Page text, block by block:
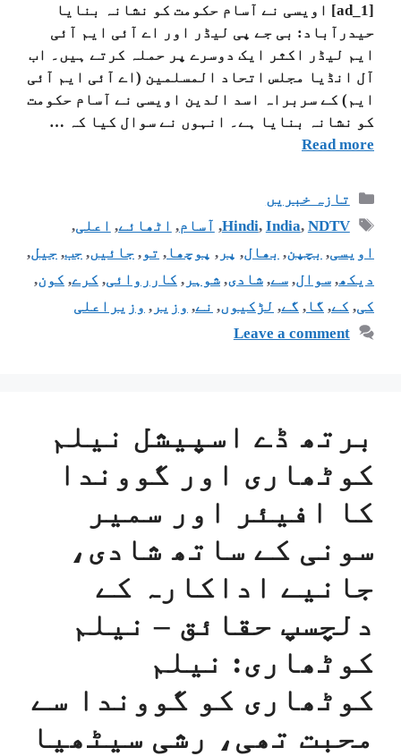
[ad_1] اویسی نے آسام حکومت کو نشانہ بنایا
حیدرآباد: بی جے پی لیڈر اور اے آئی ایم آئی
ایم لیڈر اکثر ایک دوسرے پر حملہ کرتے ہیں۔ اب
آل انڈیا مجلس اتحاد المسلمین (اے آئی ایم آئی
ایم) کے سربراہ اسد الدین اویسی نے آسام حکومت
کو نشانہ بنایا ہے۔ انہوں نے سوال کیا کہ …
Read more
تازہ خبریں
Hindi, India, NDTV
, آسام, اٹھائے, اعلی,
اویسی, بچپن, بھال, پر , پوچھا , تو, جائیں, جب, جیل,
دیکھ, سوال, سے, شادی, شوہر , کارروائی, کرے, کون,
کی, کے, گا , گے, لڑکیوں, نے, وزیر , وزیراعلی
Leave a comment
برتھ ڈے اسپیشل نیلم
کوٹھاری اور گووندا
کا افیئر اور سمیر
سونی کے ساتھ شادی،
جانیے اداکارہ کے
دلچسپ حقائق – نیلم
کوٹھاری: نیلم
کوٹھاری کو گووندا سے
محبت تھی، رشی سیٹھیا